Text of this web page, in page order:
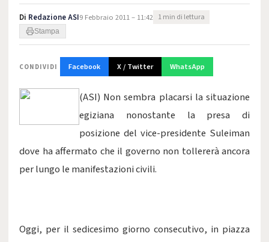
Di Redazione ASI9 Febbraio 2011 – 11:42 1 min di lettura
Stampa
CONDIVIDI Facebook X / Twitter WhatsApp
(ASI) Non sembra placarsi la situazione
egiziana nonostante la presa di
posizione del vice-presidente Suleiman
dove ha affermato che il governo non tollererà ancora
per lungo le manifestazioni civili.
Oggi, per il sedicesimo giorno consecutivo, in piazza